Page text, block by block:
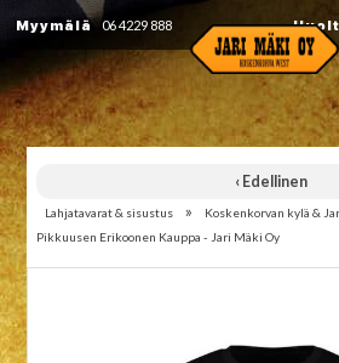
Myymälä 06 4229 888
‹ Edellinen
Lahjatavarat & sisustus » Koskenkorvan kylä &
Pikkuusen Erikoonen Kauppa - Jari Mäki Oy